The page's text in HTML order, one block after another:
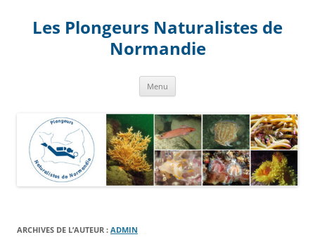
contenu
Les Plongeurs Naturalistes de
Normandie
Menu
ARCHIVES DE L’AUTEUR : ADMIN